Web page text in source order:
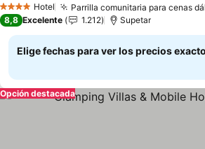
4 EstrellasHotel Parrilla comunitaria para cenas
8,8 Excelente 1.212 Supetar
Elige fechas para ver los precios
Opción destacada